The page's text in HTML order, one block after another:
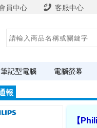
員中心 客服中心
筆記型電腦 電腦螢幕
報
【